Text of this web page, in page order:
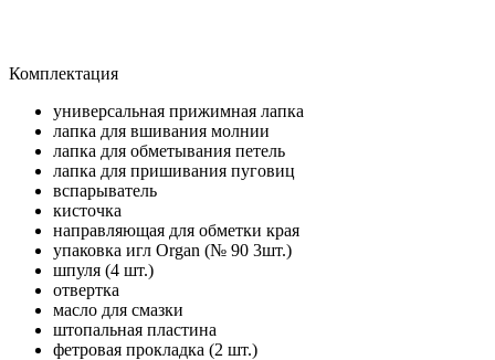
Комплектация
универсальная прижимная лапка
лапка для вшивания молнии
лапка для обметывания петель
лапка для пришивания пуговиц
вспарыватель
кисточка
направляющая для обметки края
упаковка игл Organ (№ 90 3шт.)
шпуля (4 шт.)
отвертка
масло для смазки
штопальная пластина
фетровая прокладка (2 шт.)